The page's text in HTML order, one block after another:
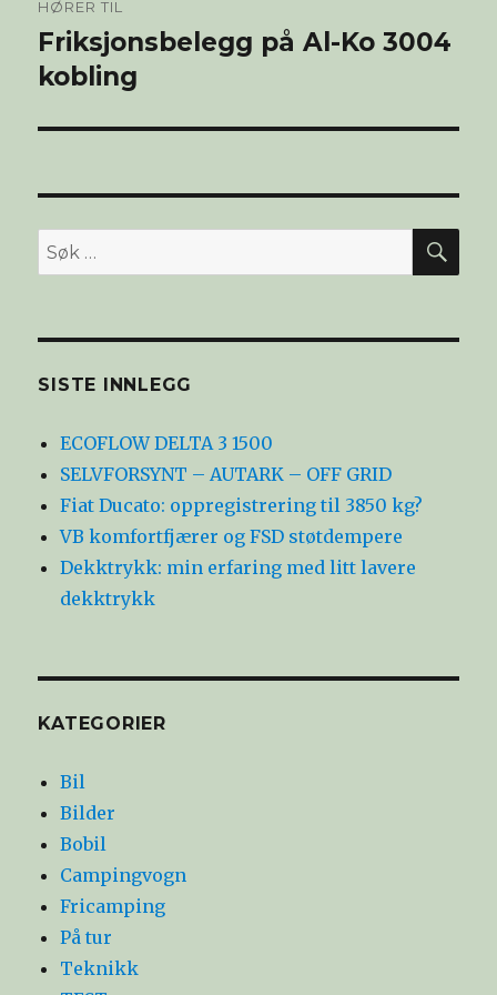
HØRER TIL
Friksjonsbelegg på Al-Ko 3004
kobling
Søk
etter:
SISTE INNLEGG
ECOFLOW DELTA 3 1500
SELVFORSYNT – AUTARK – OFF GRID
Fiat Ducato: oppregistrering til 3850 kg?
VB komfortfjærer og FSD støtdempere
Dekktrykk: min erfaring med litt lavere
dekktrykk
KATEGORIER
Bil
Bilder
Bobil
Campingvogn
Fricamping
På tur
Teknikk